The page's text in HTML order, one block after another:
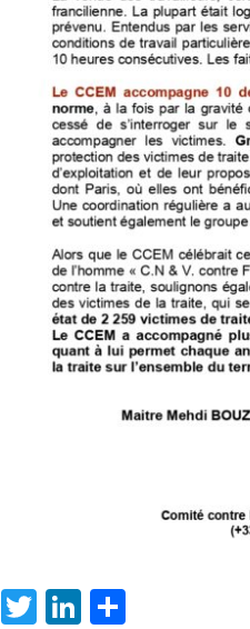
Facebook
TwitterLinkedIn